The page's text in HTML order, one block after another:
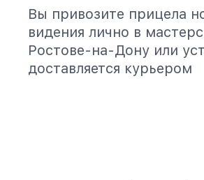
Вы привозите прицела
видения лично в
Ростове-на-Дону или
доставляется курьером